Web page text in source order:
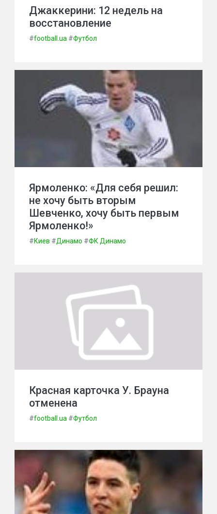
Джаккерини: 12 недель на
восстановление
#football.ua #Футбол
Ярмоленко: «Для себя решил:
не хочу быть вторым
Шевченко, хочу быть первым
Ярмоленко!»
#Киев #Динамо #ФК Динамо
Красная карточка У. Брауна
отменена
#football.ua #Футбол